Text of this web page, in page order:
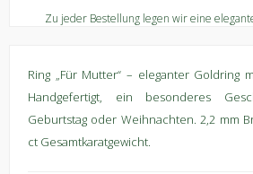
Zu jeder Bestellung legen wir eine
Ring „Für Mutter“ – eleganter Goldring
Handgefertigt, ein besonderes
Geburtstag oder Weihnachten. 2,2 mm
ct Gesamtkaratgewicht.